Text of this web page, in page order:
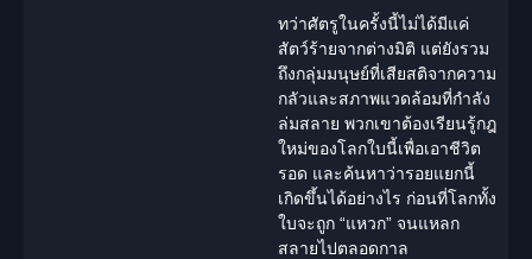
ทว่าศัตรูในครั้งนี้ไม่ได้มีแค่
สัตว์ร้ายจากต่างมิติ แต่ยังรวม
ถึงกลุ่มมนุษย์ที่เสียสติจากความ
กลัวและสภาพแวดล้อมที่กำลัง
ล่มสลาย พวกเขาต้องเรียนรู้กฎ
ใหม่ของโลกใบนี้เพื่อเอาชีวิต
รอด และค้นหาว่ารอยแยกนี้
เกิดขึ้นได้อย่างไร ก่อนที่โลกทั้ง
ใบจะถูก “แหวก” จนแหลก
สลายไปตลอดกาล